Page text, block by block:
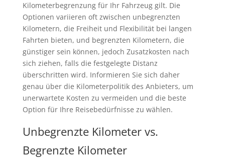
Kilometerbegrenzung für Ihr Fahrzeug gilt. Die
Optionen variieren oft zwischen unbegrenzten
Kilometern, die Freiheit und Flexibilität bei langen
Fahrten bieten, und begrenzten Kilometern, die
günstiger sein können, jedoch Zusatzkosten nach
sich ziehen, falls die festgelegte Distanz
überschritten wird. Informieren Sie sich daher
genau über die Kilometerpolitik des Anbieters, um
unerwartete Kosten zu vermeiden und die beste
Option für Ihre Reisebedürfnisse zu wählen.
Unbegrenzte Kilometer vs.
Begrenzte Kilometer